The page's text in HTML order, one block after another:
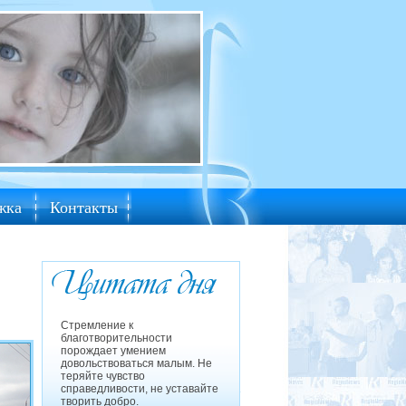
Контакты
Стремление к
благотворительности
порождает умением
довольствоваться малым. Не
теряйте чувство
справедливости, не уставайте
творить добро.